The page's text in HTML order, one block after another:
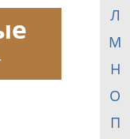
Л
М
Н
О
П